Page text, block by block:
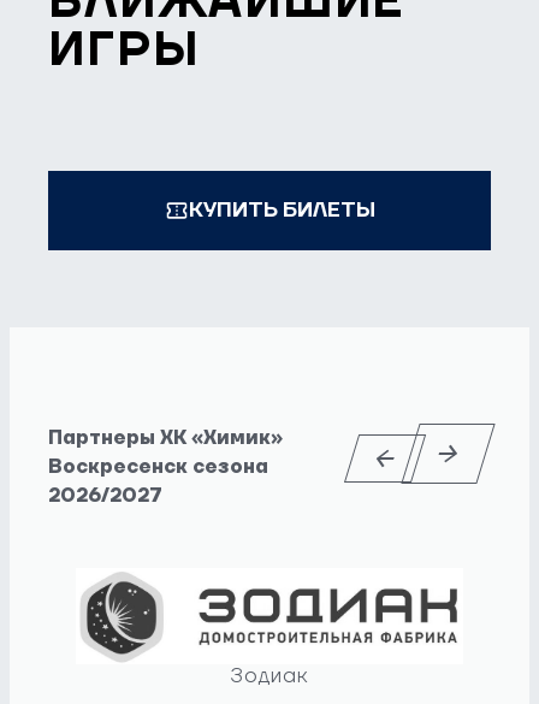
ИГРЫ
КУПИТЬ БИЛЕТЫ
Партнеры ХК «Химик»
Воскресенск сезона
2026/2027
Зодиак